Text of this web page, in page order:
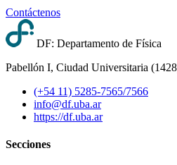
Contáctenos
DF: Departamento de Física
Pabellón I, Ciudad Universitaria
(+54 11) 5285-7565/7566
info@df.uba.ar
https://df.uba.ar
Secciones